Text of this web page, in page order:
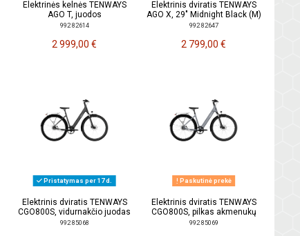
Elektrinės kelnės TENWAYS
AGO T, juodos
992 82614
2 999,00 €
Elektrinis dviratis TENWAYS
AGO X, 29" Midnight Black (M)
992 82647
2 799,00 €
Pristatymas per 17 d.
Elektrinis dviratis TENWAYS
CGO800S, vidurnakčio juodas
992 85068
Paskutinė prekė
Elektrinis dviratis TENWAYS
CGO800S, pilkas akmenukų
992 85069